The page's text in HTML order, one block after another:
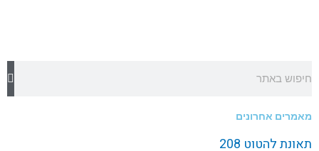
מאמרים אחרונים
תאונת להטוט 208